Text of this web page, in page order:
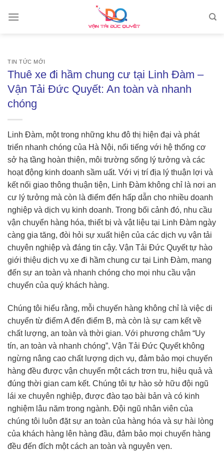
TIN TỨC MỚI
Thuê xe đi hầm chung cư tại Linh Đàm –
Vận Tải Đức Quyết: An toàn và nhanh
chóng
Linh Đàm, một trong những khu đô thị hiện đại và phát
triển nhanh chóng của Hà Nội, nổi tiếng với hệ thống cơ
sở hạ tầng hoàn thiện, môi trường sống lý tưởng và các
hoạt động kinh doanh sầm uất. Với vị trí địa lý thuận lợi và
kết nối giao thông thuận tiện, Linh Đàm không chỉ là nơi an
cư lý tưởng mà còn là điểm đến hấp dẫn cho nhiều doanh
nghiệp và dịch vụ kinh doanh. Trong bối cảnh đó, nhu cầu
vận chuyển hàng hóa, thiết bị và vật liệu tại Linh Đàm ngày
càng gia tăng, đòi hỏi sự xuất hiện của các dịch vụ vận tải
chuyên nghiệp và đáng tin cậy. Vận Tải Đức Quyết tự hào
giới thiệu dịch vụ xe đi hầm chung cư tại Linh Đàm, mang
đến sự an toàn và nhanh chóng cho mọi nhu cầu vận
chuyển của quý khách hàng.
Chúng tôi hiểu rằng, mỗi chuyến hàng không chỉ là việc di
chuyển từ điểm A đến điểm B, mà còn là sự cam kết về
chất lượng, an toàn và thời gian. Với phương châm “Uy
tín, an toàn và nhanh chóng”, Vận Tải Đức Quyết không
ngừng nâng cao chất lượng dịch vụ, đảm bảo mọi chuyến
hàng đều được vận chuyển một cách trơn tru, hiệu quả và
đúng thời gian cam kết. Chúng tôi tự hào sở hữu đội ngũ
lái xe chuyên nghiệp, được đào tạo bài bản và có kinh
nghiệm lâu năm trong ngành. Đội ngũ nhân viên của
chúng tôi luôn đặt sự an toàn của hàng hóa và sự hài lòng
của khách hàng lên hàng đầu, đảm bảo mọi chuyến hàng
đều đến đích một cách an toàn và nguyên vẹn.